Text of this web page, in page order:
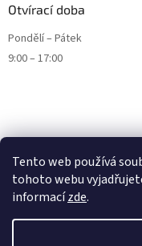
Tento web používá
tohoto webu
informacízde.
Otvírací doba
Pondělí – Pátek
9:00 – 17:00